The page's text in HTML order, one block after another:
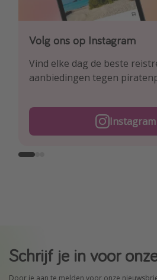
Volg ons op Instagram
Vind elke dag de beste
aanbiedingen tegen
Instagram
Volg ons op Facebook
Ontdek onze dagelijkse
vluchtaanbiedingen tegen
Facebook
Volg ons op TikTok
Voor de heetste deals en
TikTok
Schrijf je in voor
Door je aan te melden voor onze